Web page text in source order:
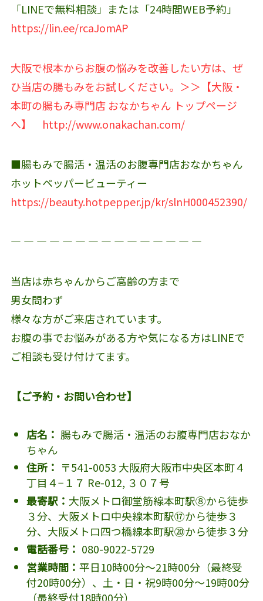
「LINEで無料相談」または「24時間WEB予約」
https://lin.ee/rcaJomAP
大阪で根本からお腹の悩みを改善したい方は、ぜ
ひ当店の腸もみをお試しください。＞＞【大阪・
本町の腸もみ専門店 おなかちゃん トップページ
へ】
http://www.onakachan.com/
■腸もみで腸活・温活のお腹専門店おなかちゃん
ホットペッパービューティー
https://beauty.hotpepper.jp/kr/slnH000452390/
― ― ― ― ― ― ― ― ― ― ― ― ― ― ―
当店は赤ちゃんからご高齢の方まで
男女問わず
様々な方がご来店されています。
お腹の事でお悩みがある方や気になる方はLINEで
ご相談も受け付けてます。
【ご予約・お問い合わせ】
店名： 腸もみで腸活・温活のお腹専門店おなか
ちゃん
住所： 〒541-0053 大阪府大阪市中央区本町４
丁目４−１７ Re-012, ３０７号
最寄駅： 大阪メトロ御堂筋線本町駅⑧から徒歩
３分、大阪メトロ中央線本町駅⑰から徒歩３
分、大阪メトロ四つ橋線本町駅⑳から徒歩３分
電話番号： 080-9022-5729
営業時間： 平日10時00分～21時00分（最終受
付20時00分）、土・日・祝9時00分～19時00分
（最終受付18時00分）